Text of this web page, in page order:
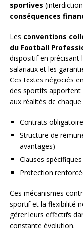
sportives
conséquences
Les conventions
du Football
dispositif en précisant
salariaux et les
Ces textes négociés
des sportifs apportent
aux réalités de chaque
Contrats
Structure de
avantages)
Clauses
Protection
Ces mécanismes
sportif et la flexibilité
gérer leurs effectifs
constante évolution.